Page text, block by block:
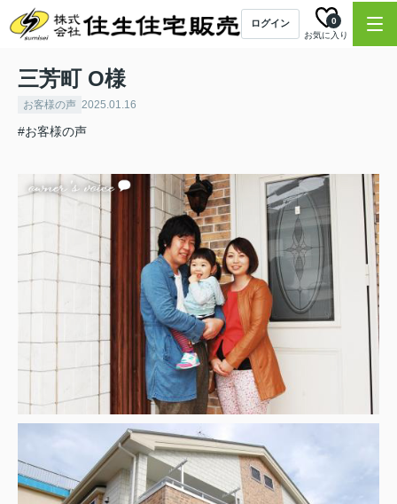
ログイン
お気に入り
0
三芳町 O様
お客様の声 2025.01.16
#お客様の声